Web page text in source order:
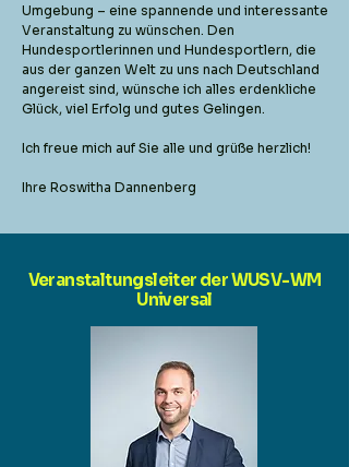
Umgebung – eine spannende und interessante
Veranstaltung zu wünschen. Den
Hundesportlerinnen und Hundesportlern, die
aus der ganzen Welt zu uns nach Deutschland
angereist sind, wünsche ich alles erdenkliche
Glück, viel Erfolg und gutes Gelingen.
Ich freue mich auf Sie alle und grüße herzlich!
Ihre Roswitha Dannenberg
Veranstaltungsleiter der WUSV-WM
Universal